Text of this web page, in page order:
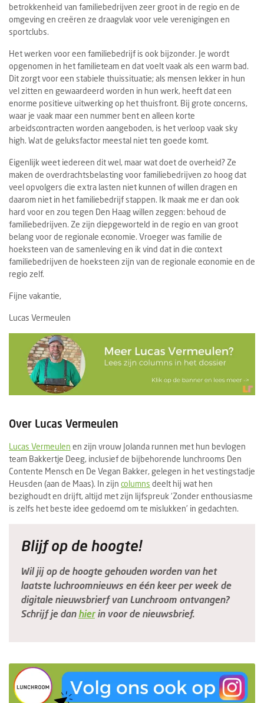
betrokkenheid van familiebedrijven zeer groot in de regio en de
omgeving en creëren ze draagvlak voor vele verenigingen en
sportclubs.
Het werken voor een familiebedrijf is ook bijzonder. Je wordt
opgenomen in het familieteam en dat voelt vaak als een warm bad.
Dit zorgt voor een stabiele thuissituatie; als mensen lekker in hun
vel zitten en gewaardeerd worden in hun werk, heeft dat een
enorme positieve uitwerking op het thuisfront. Bij grote concerns,
waar je vaak maar een nummer bent en alleen korte
arbeidscontracten worden aangeboden, is het verloop vaak sky
high. Wat de geluksfactor meestal niet ten goede komt.
Eigenlijk weet iedereen dit wel, maar wat doet de overheid? Ze
maken de overdrachtsbelasting voor familiebedrijven zo hoog dat
veel opvolgers die extra lasten niet kunnen of willen dragen en
daarom niet in het familiebedrijf stappen. Ik maak me er dan ook
hard voor en zou tegen Den Haag willen zeggen: behoud de
familiebedrijven. Ze zijn diepgeworteld in de regio en van groot
belang voor de regionale economie. Vroeger was familie de
hoeksteen van de samenleving en ik vind dat in die context
familiebedrijven de hoeksteen zijn van de regionale economie en de
regio zelf.
Fijne vakantie,
Lucas Vermeulen
Over Lucas Vermeulen
Lucas Vermeulen en zijn vrouw Jolanda runnen met hun bevlogen
team Bakkertje Deeg, inclusief de bijbehorende lunchrooms Den
Contente Mensch en De Vegan Bakker, gelegen in het vestingstadje
Heusden (aan de Maas). In zijn columns deelt hij wat hen
bezighoudt en drijft, altijd met zijn lijfspreuk ‘Zonder enthousiasme
is zelfs het beste idee gedoemd om te mislukken’ in gedachten.
Blijf op de hoogte!
Wil jij op de hoogte gehouden worden van het
laatste luchroomnieuws en één keer per week de
digitale nieuwsbrierf van Lunchroom ontvangen?
Schrijf je dan hierin voor de nieuwsbrief.